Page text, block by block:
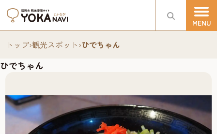
トップ›観光スポット›ひでちゃん
ひでちゃん